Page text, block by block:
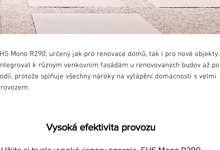
Mono R290, určený jak pro renovace domů, tak i pro nové objekty.
k různým venkovním fasádám u renovovaných budov až po
protože splňuje všechny nároky na vytápění domácností s velmi
Vysoká efektivita provozu